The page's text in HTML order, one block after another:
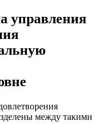
управления
между такими